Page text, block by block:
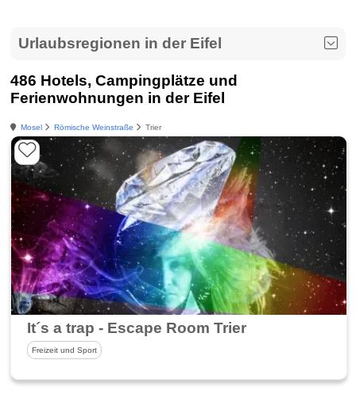
Urlaubsregionen in der Eifel
486 Hotels, Campingplätze und
Ferienwohnungen in der Eifel
Mosel Römische Weinstraße Trier
It´s a trap - Escape Room Trier
Freizeit und Sport